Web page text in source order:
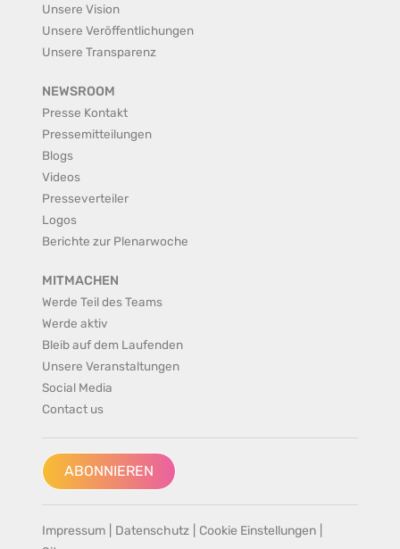
Unsere Vision
Unsere Veröffentlichungen
Unsere Transparenz
NEWSROOM
Presse Kontakt
Pressemitteilungen
Blogs
Videos
Presseverteiler
Logos
Berichte zur Plenarwoche
MITMACHEN
Werde Teil des Teams
Werde aktiv
Bleib auf dem Laufenden
Unsere Veranstaltungen
Social Media
Contact us
ABONNIEREN
Impressum Datenschutz Cookie Einstellungen